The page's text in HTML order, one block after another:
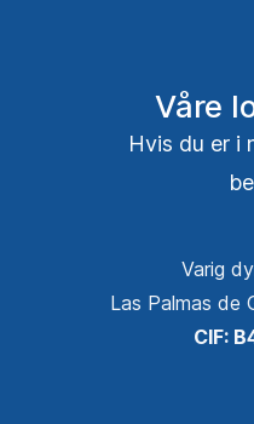
Våre
Hvis du er i
Varig
Las Palmas de
CIF: